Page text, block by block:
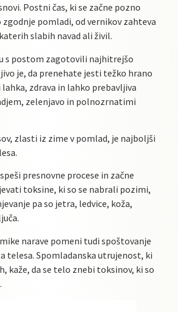
Postni čas, ki se začne pozno
pomladi, od vernikov zahteva
slabih navad ali živil.
s postom zagotovili najhitrejšo
je, da prenehate jesti težko hrano
zdrava in lahko prebavljiva
zelenjavo in polnozrnatimi
zlasti iz zime v pomlad, je najboljši
presnovne procese in začne
toksine, ki so se nabrali pozimi,
pa so jetra, ledvice, koža,
narave pomeni tudi spoštovanje
telesa. Spomladanska utrujenost, ki
kaže, da se telo znebi toksinov, ki so